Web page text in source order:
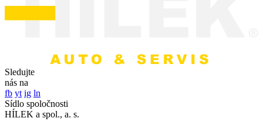
Sledujte
nás na
fb yt ig ln
Sídlo spoločnosti
HÍLEK a spol., a. s.